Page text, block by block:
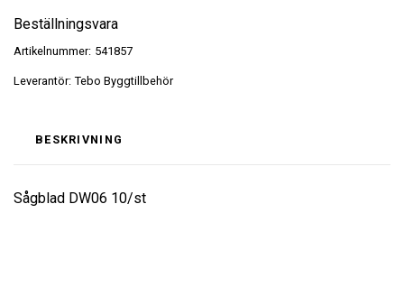
Beställningsvara
Artikelnummer: 541857
Leverantör: Tebo Byggtillbehör
BESKRIVNING
Sågblad DW06 10/st